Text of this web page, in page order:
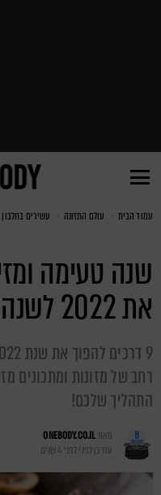
You are here:
עמוד הבית עולם התזונה עשירים בחלבון
את 2022 לשנה בריאה יותר
רחב של מזונות ומתכונים
התהליך שלכם!
מאתONEBODY.CO.IL
עודכן לפנילפני 4 שנים